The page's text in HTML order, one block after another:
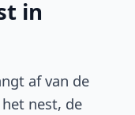
in
af van de
nest, de